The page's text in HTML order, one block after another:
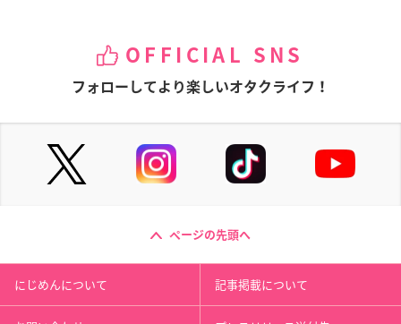
OFFICIAL SNS
フォローしてより楽しいオタクライフ！
ページの先頭へ
にじめんについて 記事掲載について